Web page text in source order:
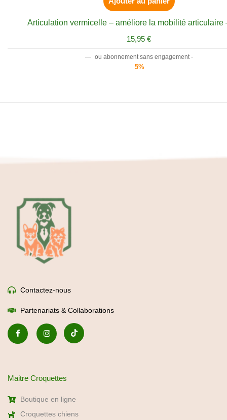
Articulation vermicelle – améliore la mobilité articulaire
15,95 €
— ou abonnement sans engagement -
5%
Contactez-nous
Partenariats & Collaborations
Maitre Croquettes
Boutique en ligne
Croquettes chiens